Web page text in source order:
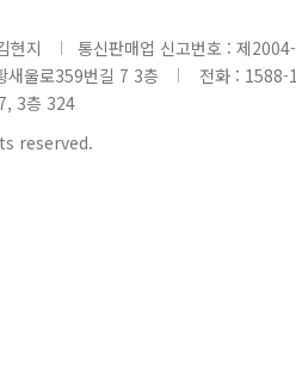
현지 통신판매업 신고번호 : 제
새울로359번길 7 3층
전화 : 1588-
3층 324
reserved.